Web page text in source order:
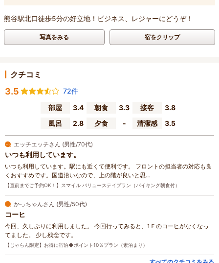
熊谷駅北口徒歩5分の好立地！ビジネス、レジャーにどうぞ！
写真をみる 宿をクリップ
クチコミ
3.5
72件
部屋
3.4 朝食 3.3 接客
3.8
風呂
2.8 夕食 - 清潔感 3.5
エッチエッチさん (男性/70代)
いつも利用しています。
いつも利用しています。駅にも近くて便利です。 フロントの担当者の対応も良
くおすすめです。国道沿いなので、上の階が良いと思…
【直前までご予約OK！】スマイル バリューステイプラン（バイキング朝食付）
かっちゃんさん (男性/50代)
コーヒ
今回、久しぶりに利用しました。 今回行ってみると、1Ｆのコーヒがなくなっ
てました。 少し残念です。
【じゃらん限定】お得に宿泊◆ポイント10％プラン（素泊まり）